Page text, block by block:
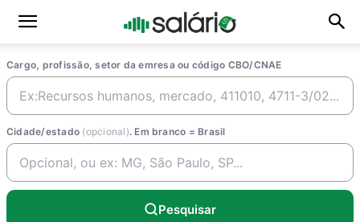
Cargo, profissão, setor da emresa ou código CBO/CNAE
Cidade/estado (opcional). Em branco = Brasil
Pesquisar